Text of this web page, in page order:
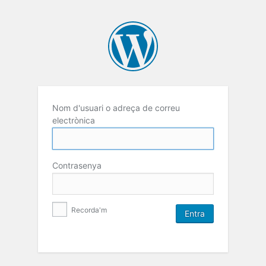
Nom d'usuari o adreça de correu
electrònica
Contrasenya
Recorda'm